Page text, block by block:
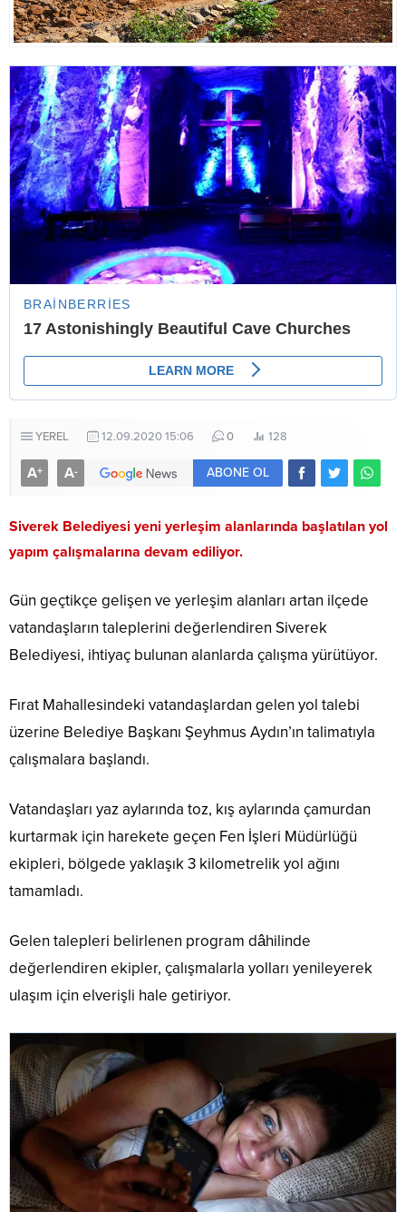
YEREL 12.09.2020 15:06 0 128
A+ A- ABONE OL
Siverek Belediyesi yeni yerleşim alanlarında başlatılan yol
yapım çalışmalarına devam ediliyor.
Gün geçtikçe gelişen ve yerleşim alanları artan ilçede
vatandaşların taleplerini değerlendiren Siverek
Belediyesi, ihtiyaç bulunan alanlarda çalışma yürütüyor.
Fırat Mahallesindeki vatandaşlardan gelen yol talebi
üzerine Belediye Başkanı Şeyhmus Aydın’ın talimatıyla
çalışmalara başlandı.
Vatandaşları yaz aylarında toz, kış aylarında çamurdan
kurtarmak için harekete geçen Fen İşleri Müdürlüğü
ekipleri, bölgede yaklaşık 3 kilometrelik yol ağını
tamamladı.
Gelen talepleri belirlenen program dâhilinde
değerlendiren ekipler, çalışmalarla yolları yenileyerek
ulaşım için elverişli hale getiriyor.